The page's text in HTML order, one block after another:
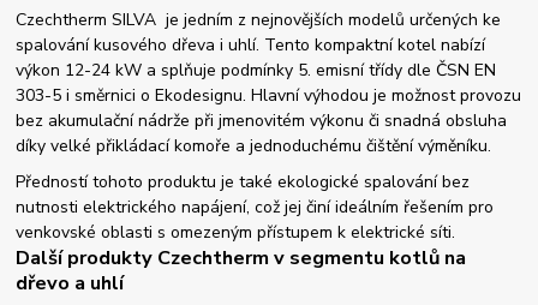
Czechtherm SILVA je jedním z nejnovějších modelů určených ke
spalování kusového dřeva i uhlí. Tento kompaktní kotel nabízí
výkon 12-24 kW a splňuje podmínky 5. emisní třídy dle ČSN EN
303-5 i směrnici o Ekodesignu. Hlavní výhodou je možnost provozu
bez akumulační nádrže při jmenovitém výkonu či snadná obsluha
díky velké přikládací komoře a jednoduchému čištění výměníku.
Předností tohoto produktu je také ekologické spalování bez
nutnosti elektrického napájení, což jej činí ideálním řešením pro
venkovské oblasti s omezeným přístupem k elektrické síti.
Další produkty Czechtherm v segmentu kotlů na
dřevo a uhlí